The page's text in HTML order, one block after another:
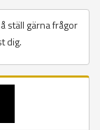
ställ gärna frågor
dig.